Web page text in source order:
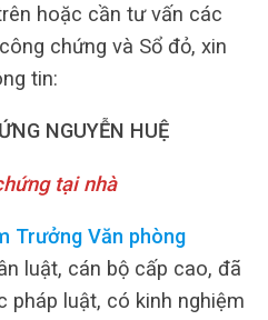
hoặc cần tư vấn các
chứng và Sổ đỏ, xin
tin:
NGUYỄN HUỆ
tại nhà
Trưởng Văn phòng
luật, cán bộ cấp cao, đã
pháp luật, có kinh nghiệm